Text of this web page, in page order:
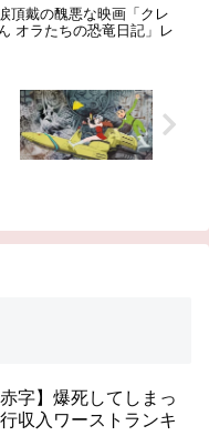
頂戴の醜悪な映画「クレ
オラたちの恐竜日記」レ
字】爆死してしまっ
収入ワーストランキ